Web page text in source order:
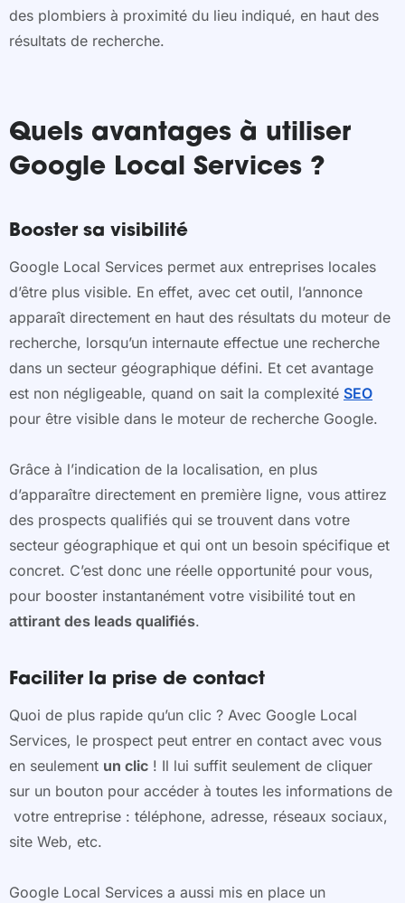
des plombiers à proximité du lieu indiqué, en haut des
résultats de recherche.
Quels avantages à utiliser
Google Local Services ?
Booster sa visibilité
Google Local Services permet aux entreprises locales
d’être plus visible. En effet, avec cet outil, l’annonce
apparaît directement en haut des résultats du moteur de
recherche, lorsqu’un internaute effectue une recherche
dans un secteur géographique défini. Et cet avantage
est non négligeable, quand on sait la complexité SEO
pour être visible dans le moteur de recherche Google.
Grâce à l’indication de la localisation, en plus
d’apparaître directement en première ligne, vous attirez
des prospects qualifiés qui se trouvent dans votre
secteur géographique et qui ont un besoin spécifique et
concret. C’est donc une réelle opportunité pour vous,
pour booster instantanément votre visibilité tout en
attirant des leads qualifiés.
Faciliter la prise de contact
Quoi de plus rapide qu’un clic ? Avec Google Local
Services, le prospect peut entrer en contact avec vous
en seulement un clic ! Il lui suffit seulement de cliquer
sur un bouton pour accéder à toutes les informations de
votre entreprise : téléphone, adresse, réseaux sociaux,
site Web, etc.
Google Local Services a aussi mis en place un